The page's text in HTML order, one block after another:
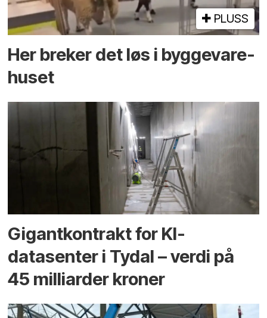
PLUSS
Her breker det løs i bygge­vare­
huset
Gigantkontrakt for KI-
datasenter i Tydal – verdi på
45 milliarder kroner